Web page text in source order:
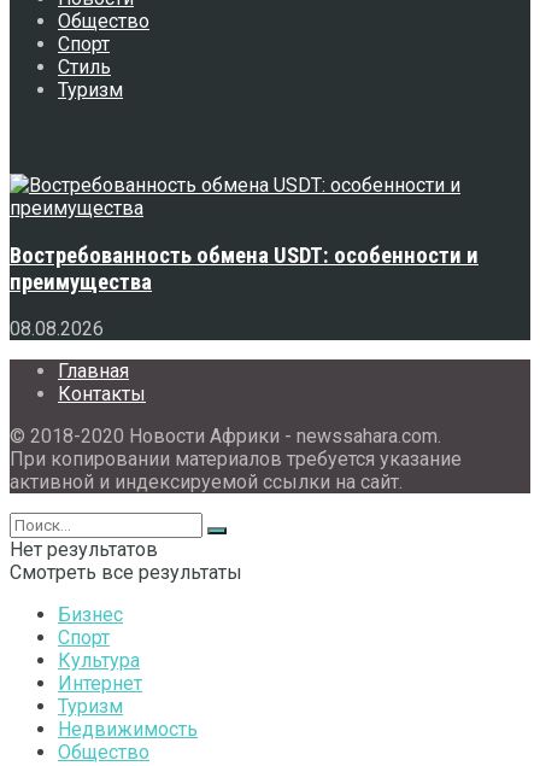
Общество
Спорт
Стиль
Туризм
Востребованность обмена USDT: особенности и
преимущества
08.08.2026
Главная
Контакты
© 2018-2020 Новости Африки - newssahara.com.
При копировании материалов требуется указание
активной и индексируемой ссылки на сайт.
Нет результатов
Смотреть все результаты
Бизнес
Спорт
Культура
Интернет
Туризм
Недвижимость
Общество